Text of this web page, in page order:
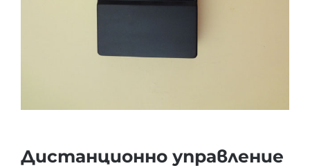
Дистанционно управление